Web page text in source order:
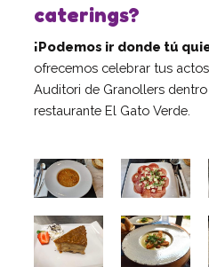
Edificio de
Centro
Jardinería
Lavandería
Catering
Servicios
Practicas e
caterings?
¡Podemos ir donde tú
ofrecemos celebrar tus
Auditori de Granollers
restaurante El Gato Verde.